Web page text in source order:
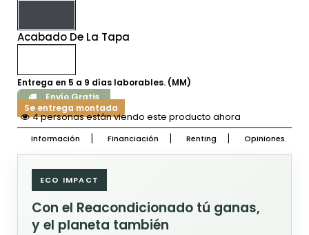
Acabado De La Tapa
Entrega en 5 a 9 días laborables. (MM)
Envío Gratis
Se entrega montada
4 personas están viendo este producto ahora
Información Financiación Renting Opiniones
ECO IMPACT
Con el Reacondicionado tú ganas,
y el planeta también